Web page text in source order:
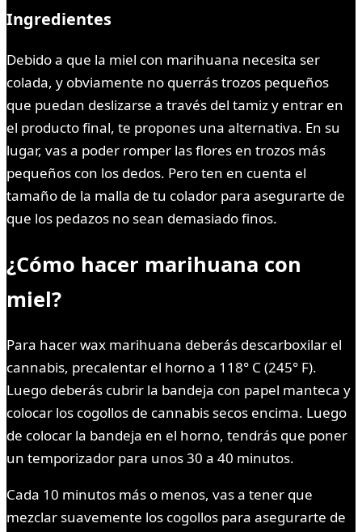
Ingredientes
Debido a que la miel con marihuana necesita ser
colada, y obviamente no querrás trozos pequeños
que puedan deslizarse a través del tamiz y entrar en
el producto final, te propones una alternativa. En su
lugar, vas a poder romper las flores en trozos más
pequeños con los dedos. Pero ten en cuenta el
tamaño de la malla de tu colador para asegurarte de
que los pedazos no sean demasiado finos.
¿Cómo hacer marihuana con
miel?
Para hacer wax marihuana deberás descarboxilar el
cannabis, precalentar el horno a 118° C (245° F).
Luego deberás cubrir la bandeja con papel manteca y
colocar los cogollos de cannabis secos encima. Luego
de colocar la bandeja en el horno, tendrás que poner
un temporizador para unos 30 a 40 minutos.
Cada 10 minutos más o menos, vas a tener que
mezclar suavemente los cogollos para asegurarte de